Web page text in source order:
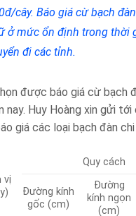
cây. Báo giá cừ bạch
ở mức ổn định trong thời
đi các tỉnh.
được báo giá cừ bạch
nay. Huy Hoàng xin gửi
giá các loại bạch đàn
vị
Quy cách
Đường kính
gốc (cm)
Đường
kính ngọn
(cm)